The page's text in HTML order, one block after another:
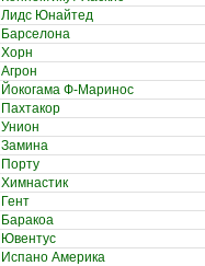
Лидс Юнайтед
Барселона
Хорн
Агрон
Йокогама Ф-Маринос
Пахтакор
Унион
Замина
Порту
Химнастик
Гент
Баракоа
Ювентус
Испано Америка